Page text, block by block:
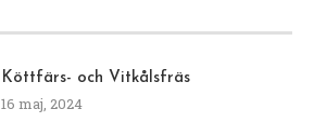
Köttfärs- och Vitkålsfräs
16 maj, 2024